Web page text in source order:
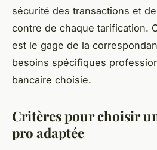
sécurité des transactions et
contre de chaque tarification.
est le gage de la
besoins spécifiques
bancaire choisie.
Critères pour choisir
pro adaptée